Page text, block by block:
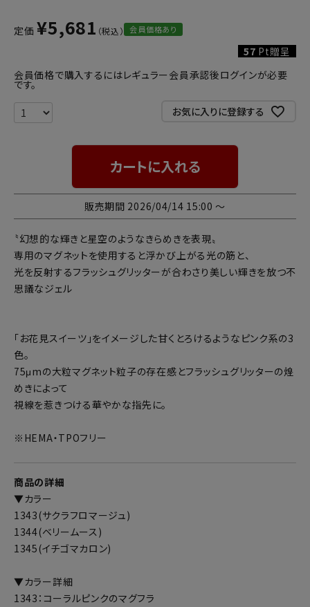
定価 ¥5,681 会員価格あり
57 Pt贈呈
会員価格で購入するにはレギュラー会員承認後ログインが必要
です。
お気に入りに登録する
カートに入れる
販売期間 2026/04/14 15:00 〜
〝幻想的な輝きと星空のようなきらめきを表現〟
専用のマグネットを使用すると浮かび上がる光の筋と、
光を反射するフラッシュグリッターが合わさり美しい輝きを放つ不
思議なジェル
「お花見スイーツ」をイメージした甘くとろけるようなピンク系の3
色。
75μmの大粒マグネット粒子の存在感とフラッシュグリッターの煌
めきによって
視線を惹きつける華やかな指先に。
※HEMA・TPOフリー
商品の詳細
▼カラー
1343(サクラフロマージュ)
1344(ベリームース)
1345(イチゴマカロン)
▼カラー詳細
1343：コーラルピンクのマグフラ